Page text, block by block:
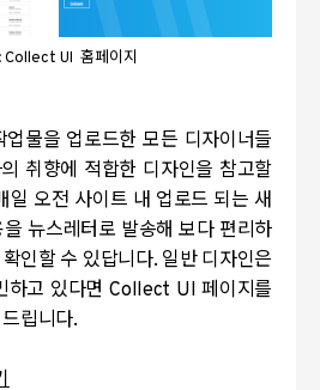
Collect UI 홈페이지
물을 업로드한 모든 디자이너들
취향에 적합한 디자인을 참고할
일 오전 사이트 내 업로드 되는 새
뉴스레터로 발송해 보다 편리하
인할 수 있답니다. 일반 디자인은
하고 있다면 Collect UI페이지를
립니다.